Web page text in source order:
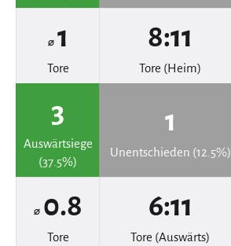
⌀ 1
Tore
8:11
Tore (Heim)
3
Auswärtsiege
(37.5%)
1
Unentschieden (12.5%)
⌀ 0.8
Tore
6:11
Tore (Auswärts)